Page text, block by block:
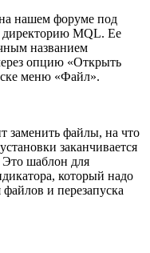
нашем форуме под
директорию MQL. Ее
названием
опцию «Открыть
меню «Файл».
заменить файлы, на что
заканчивается
Это шаблон для
который надо
и перезапуска